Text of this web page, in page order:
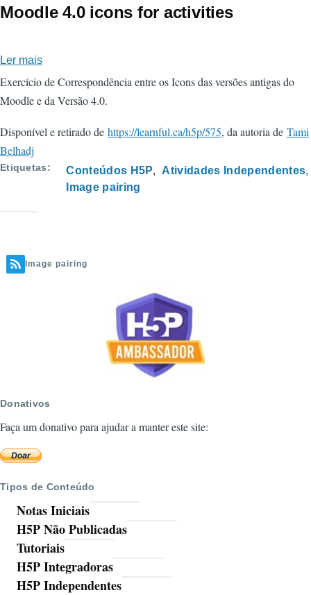
Moodle 4.0 icons for activities
Ler mais
Moodle
4.0
for
Exercício de Correspondência entre os Icons das versões antigas do
Moodle e da Versão 4.0.
Disponível e retirado de https://learnful.ca/h5p/575, da autoria de Tami
Belhadj
Etiquetas Conteúdos H5P
Atividades Independentes
Image pairing
Image pairing
Donativos
Faça um donativo para ajudar a manter este site:
Tipos de Conteúdo
Notas Iniciais
H5P Não Publicadas
Tutoriais
H5P Integradoras
H5P Independentes